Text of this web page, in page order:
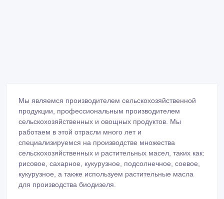
Мы являемся производителем сельскохозяйственной
продукции, профессиональным производителем
сельскохозяйственных и овощных продуктов. Мы
работаем в этой отрасли много лет и
специализируемся на производстве множества
сельскохозяйственных и растительных масел, таких как:
рисовое, сахарное, кукурузное, подсолнечное, соевое,
кукурузное, а также используем растительные масла
для производства биодизеля.